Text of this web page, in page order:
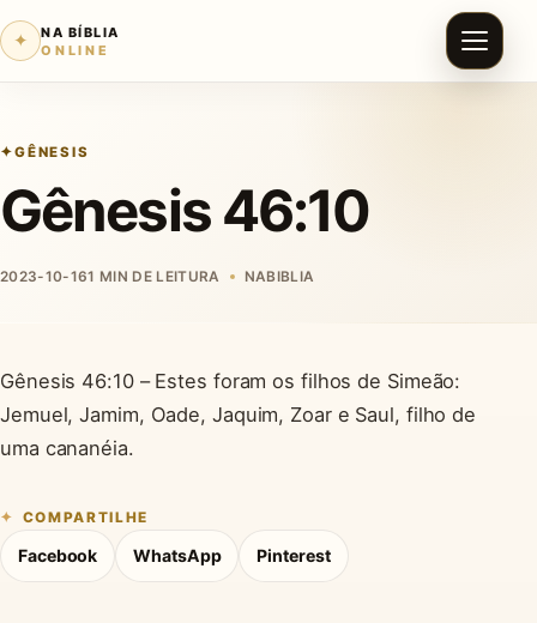
✦
NA BÍBLIA
ONLINE
GÊNESIS
Gênesis 46:10
2023-10-161 MIN DE LEITURA NABIBLIA
Gênesis 46:10 – Estes foram os filhos de Simeão:
Jemuel, Jamim, Oade, Jaquim, Zoar e Saul, filho de
uma cananéia.
COMPARTILHE
Facebook WhatsApp Pinterest